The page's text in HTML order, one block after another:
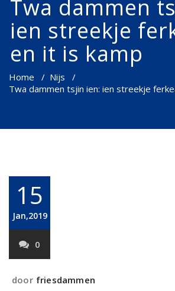
Twa dammen
ien streekje
en it is kamp
Home / Nijs /
Twa dammen tsjin ien: ien streekje
15
Jan,2019
0
door friesdammen